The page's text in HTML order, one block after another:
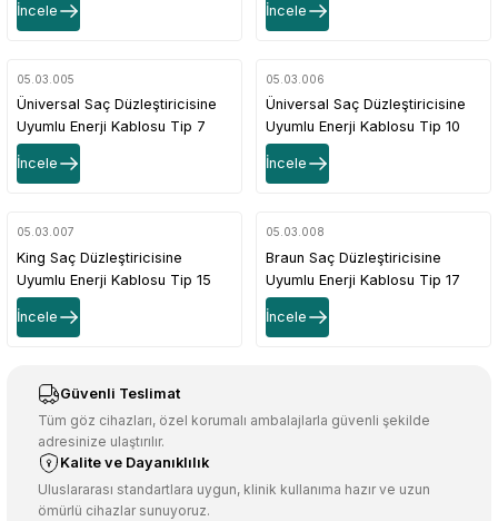
İncele İncele
05.03.005
Üniversal Saç Düzleştiricisine
Uyumlu Enerji Kablosu Tip 7
İncele
05.03.006
Üniversal Saç Düzleştiricisine
Uyumlu Enerji Kablosu Tip 10
İncele
05.03.007
King Saç Düzleştiricisine
Uyumlu Enerji Kablosu Tip 15
İncele
05.03.008
Braun Saç Düzleştiricisine
Uyumlu Enerji Kablosu Tip 17
İncele
Güvenli Teslimat
Tüm göz cihazları, özel korumalı ambalajlarla güvenli şekilde
adresinize ulaştırılır.
Kalite ve Dayanıklılık
Uluslararası standartlara uygun, klinik kullanıma hazır ve uzun
ömürlü cihazlar sunuyoruz.